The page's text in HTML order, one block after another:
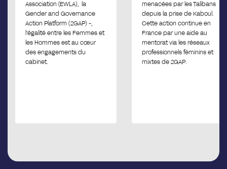
Association (EWLA),
la
Gender and Governance
Action Platform (2GAP) -,
l’égalité entre les Femmes et
les Hommes est au cœur
des engagements du
cabinet.
menacées par les Talibans
depuis la prise de Kaboul.
Cette action continue en
France par une aide au
mentorat via les réseaux
professionnels féminins et
mixtes de 2GAP.